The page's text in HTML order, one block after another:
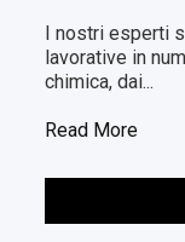
I nostri esperti
lavorative in
chimica, dai...
Read More